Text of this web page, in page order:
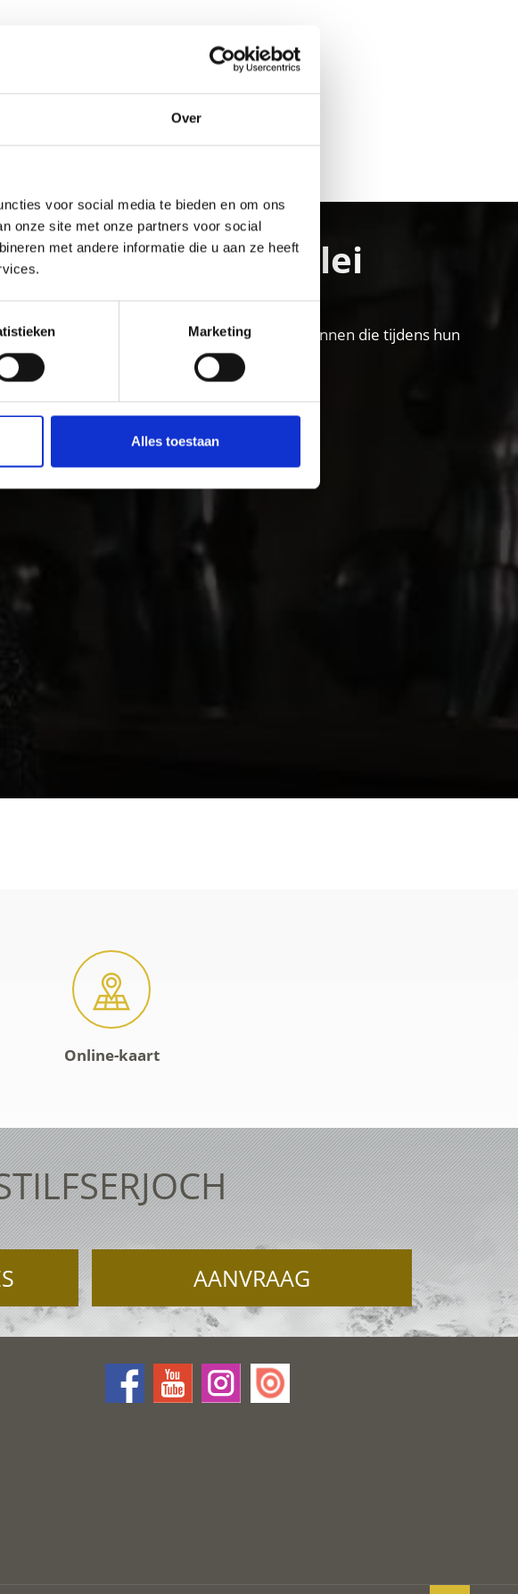
Over
voor social media te bieden en om ons
onze site met onze partners voor social
met andere informatie die u aan ze heeft
Marketing
Alles toestaan
Ja No
in Vinschgau vallei
Vinschgau vallei vakantiegebied voor gezinnen die tijdens hun
Online-kaart
AANVRAAG